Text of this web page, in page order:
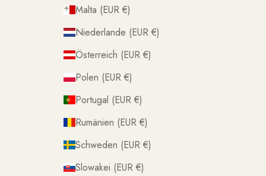
Malta (EUR €)
Niederlande (EUR €)
Österreich (EUR €)
Polen (EUR €)
Portugal (EUR €)
Rumänien (EUR €)
Schweden (EUR €)
Slowakei (EUR €)